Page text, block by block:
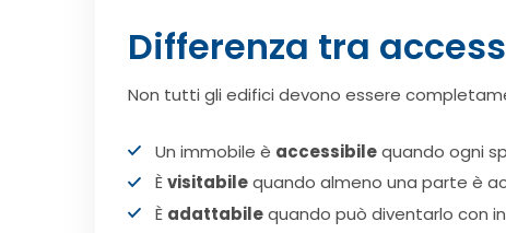
Differenza tra
Non tutti gli edifici devono essere
Un immobile è accessibilequando ogni
Èvisitabilequando almeno una parte è
È adattabilequando può diventarlo con